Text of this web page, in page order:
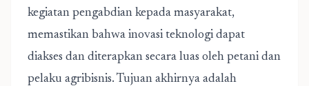
kegiatan pengabdian kepada masyarakat,
memastikan bahwa inovasi teknologi dapat
diakses dan diterapkan secara luas oleh petani dan
pelaku agribisnis. Tujuan akhirnya adalah